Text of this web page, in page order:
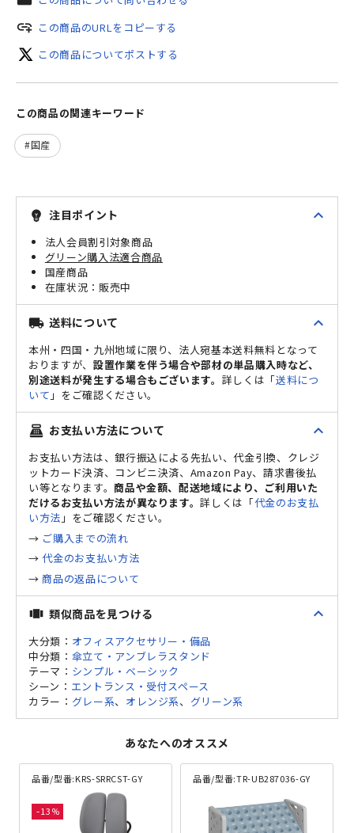
add_link この商品のURLをコピーする
この商品についてポストする
この商品の関連キーワード
国産
emoji_objects 注目ポイント expand_less
法人会員割引対象商品
グリーン購入法適合商品
国産商品
販売中
local_shipping 送料について expand_less
本州・四国・九州地域に限り、法人宛基本送料無料となって
おりますが、 設置作業を伴う場合や部材の単品購入時など、
別途送料が発生する場合もございます。 詳しくは「送料につ
いて 」をご確認ください。
point_of_sale お支払い方法について expand_less
お支払い方法は、銀行振込による先払い、代金引換、クレジ
ットカード決済、コンビニ決済、Amazon Pay、請求書後払
い等となります。商品や金額、配送地域により、ご利用いた
だけるお支払い方法が異なります。詳しくは「代金のお支払
い方法 」をご確認ください。
→ ご購入までの流れ
→代金のお支払い方法
→ 商品の返品について
view_carousel 類似商品を見つける expand_less
大分類： オフィスアクセサリー・備品
中分類： 傘立て・アンブレラスタンド
テーマ： シンプル・ベーシック
シーン： エントランス・受付スペース
カラー： グレー系、 オレンジ系、 グリーン系
あなたへのオススメ
品番/型番:KRS-SRRCST-GY
13
品番/型番:TR-UB287036-GY